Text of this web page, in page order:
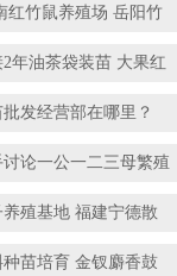
红竹鼠养殖场 岳阳竹
年油茶袋装苗 大果红
发经营部在哪里？
论一公一二三母繁殖
殖基地 福建宁德散
苗培育 金钗麝香鼓